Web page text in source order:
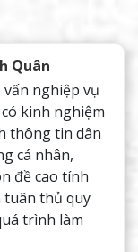
Quân
vấn nghiệp vụ
kinh nghiệm
thông tin dân
cá nhân,
đề cao tính
tuân thủ quy
trình làm